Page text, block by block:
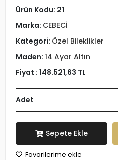
Ürün Kodu: 21
Marka: CEBECİ
Kategori: Özel Bileklikler
Maden: 14 Ayar Altın
Fiyat : 148.521,63 TL
Adet
Sepete Ekle
Favorilerime ekle